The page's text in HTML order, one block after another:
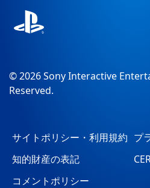
© 2026 Sony Interactive
Reserved.
サイトポリシー・利用規約 プ
知的財産の表記
コメントポリシー